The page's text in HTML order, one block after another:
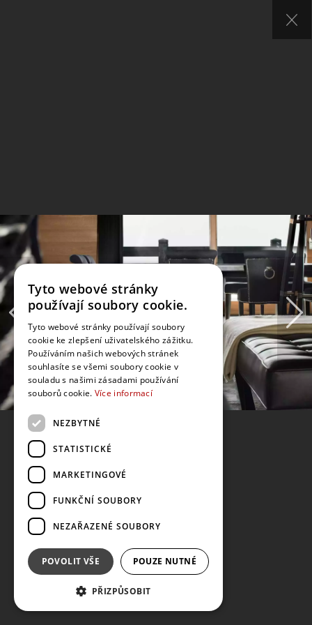
Tyto webové stránky
používají soubory cookie.
Tyto webové stránky používají soubory
cookie ke zlepšení uživatelského zážitku.
Používáním našich webových stránek
souhlasíte se všemi soubory cookie v
souladu s našimi zásadami používání
souborů cookie. Více informací
NEZBYTNÉ
STATISTICKÉ
MARKETINGOVÉ
FUNKČNÍ SOUBORY
NEZAŘAZENÉ SOUBORY
POVOLIT VŠE POUZE NUTNÉ
PŘIZPŮSOBIT